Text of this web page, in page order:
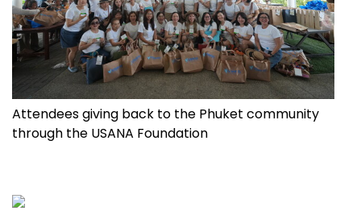
Attendees giving back to the Phuket community
through the USANA Foundation